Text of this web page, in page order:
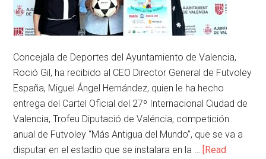
Concejala de Deportes del Ayuntamiento de Valencia,
Roció Gil, ha recibido al CEO Director General de Futvoley
España, Miguel Ángel Hernández, quien le ha hecho
entrega del Cartel Oficial del 27º Internacional Ciudad de
Valencia, Trofeu Diputació de Valéncia, competición
anual de Futvoley “Más Antigua del Mundo”, que se va a
disputar en el estadio que se instalara en la … [Read